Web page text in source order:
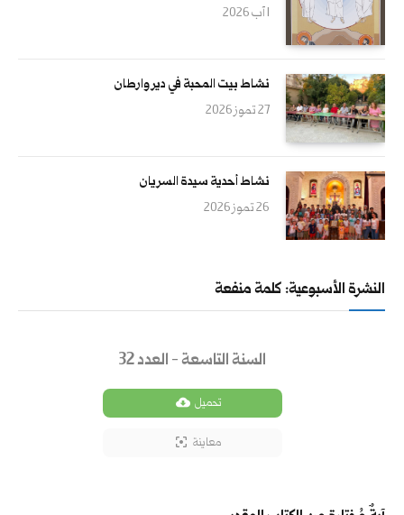
1 آب 2026
نشاط بيت المحبة في دير وارطان
27 تموز 2026
نشاط أحدية سيدة السريان
26 تموز 2026
النشرة الأسبوعية: كلمة منفعة
السنة التاسعة - العدد 32
تحميل
معاينة